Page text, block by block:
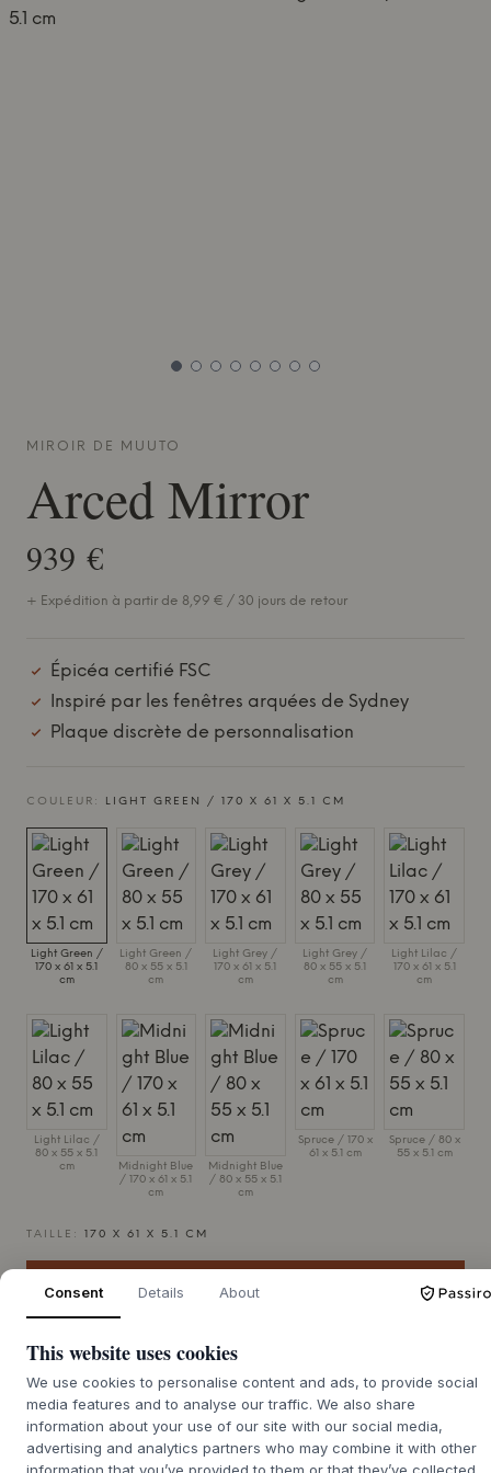
MIROIR DE MUUTO
Arced Mirror
939 €
+ Expédition à partir de 8,99 € / 30 jours de retour
Épicéa certifié FSC
Inspiré par les fenêtres arquées de Sydney
Plaque discrète de personnalisation
COULEUR: LIGHT GREEN / 170 X 61 X 5.1 CM
Light Green /
170 x 61 x 5.1
cm
Light Green /
80 x 55 x 5.1
cm
Light Grey /
170 x 61 x 5.1
cm
Light Grey /
80 x 55 x 5.1
cm
Light Lilac /
170 x 61 x 5.1
cm
Light Lilac /
80 x 55 x 5.1
cm
Midnight Blue
/ 170 x 61 x 5.1
cm
Midnight Blue
/ 80 x 55 x 5.1
cm
Spruce / 170 x
61 x 5.1 cm
Spruce / 80 x
55 x 5.1 cm
TAILLE: 170 X 61 X 5.1 CM
AJOUTER AU PANIER
4-6 semaines de délai
de livraison
Consent Details About
This website uses cookies
We use cookies to personalise content and ads, to provide social
media features and to analyse our traffic. We also share
information about your use of our site with our social media,
advertising and analytics partners who may combine it with other
information that you’ve provided to them or that they’ve collected